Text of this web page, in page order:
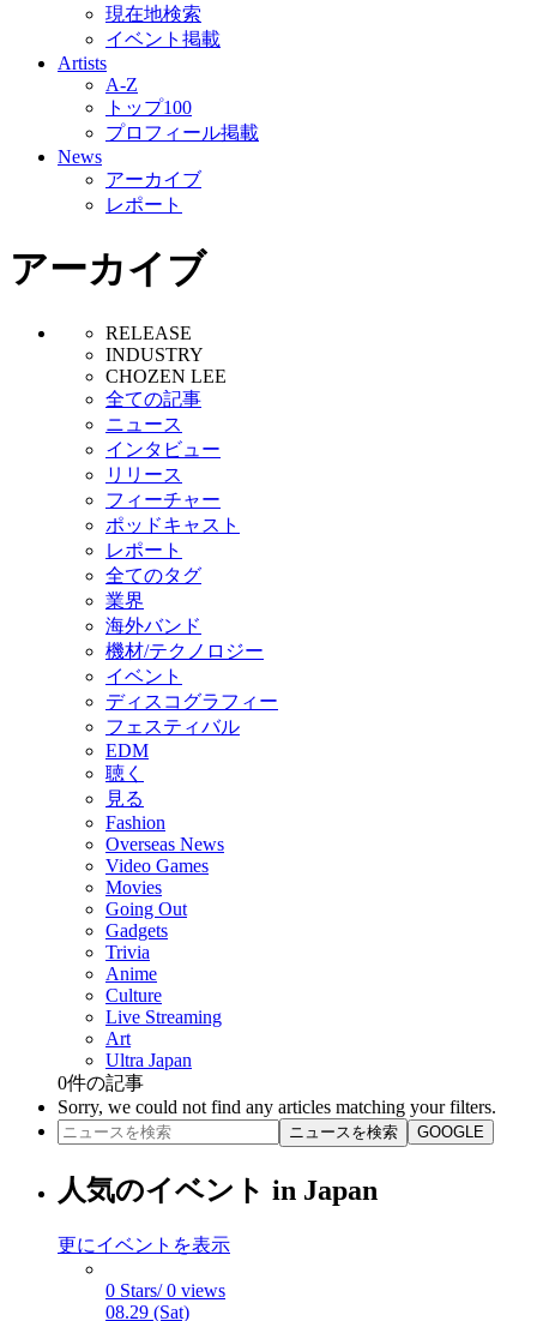
現在地検索
イベント掲載
Artists
A-Z
トップ100
プロフィール掲載
News
アーカイブ
レポート
アーカイブ
RELEASE
INDUSTRY
CHOZEN LEE
全ての記事
ニュース
インタビュー
リリース
フィーチャー
ポッドキャスト
レポート
全てのタグ
業界
海外バンド
機材/テクノロジー
イベント
ディスコグラフィー
フェスティバル
EDM
聴く
見る
Fashion
Overseas News
Video Games
Movies
Going Out
Gadgets
Trivia
Anime
Culture
Live Streaming
Art
Ultra Japan
0件の記事
Sorry, we could not find any articles matching your filters.
ニュースを検索 GOOGLE
人気のイベント in Japan
更にイベントを表示
0 Stars/ 0 views
08.29 (Sat)